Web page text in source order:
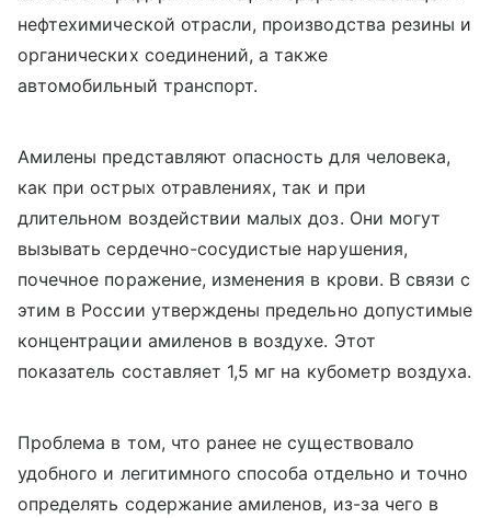
нефтехимической отрасли, производства резины и
органических соединений, а также
автомобильный транспорт.
Амилены представляют опасность для человека,
как при острых отравлениях, так и при
длительном воздействии малых доз. Они могут
вызывать сердечно-сосудистые нарушения,
почечное поражение, изменения в крови. В связи с
этим в России утверждены предельно допустимые
концентрации амиленов в воздухе. Этот
показатель составляет 1,5 мг на кубометр воздуха.
Проблема в том, что ранее не существовало
удобного и легитимного способа отдельно и точно
определять содержание амиленов, из-за чего в